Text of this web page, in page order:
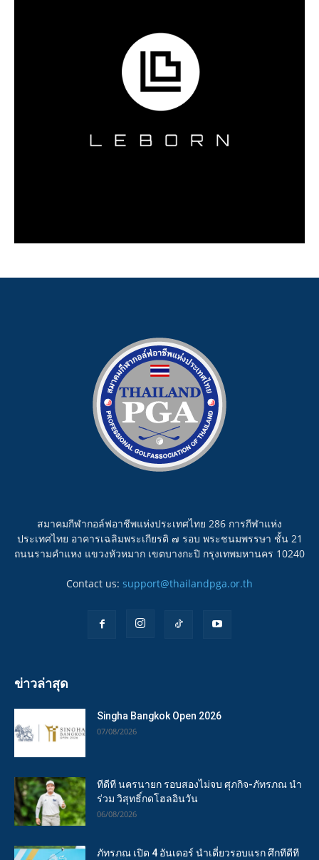
สมาคมกีฬากอล์ฟอาชีพแห่งประเทศไทย 286 การกีฬาแห่ง
ประเทศไทย อาคารเฉลิมพระเกียรติ ๗ รอบ พระชนมพรรษา ชั้น 21
ถนนรามคำแหง แขวงหัวหมาก เขตบางกะปิ กรุงเทพมหานคร 10240
Contact us: support@thailandpga.or.th
ข่าวล่าสุด
Singha Bangkok Open 2026
07/08/2026
ทีดีที นครนายก รอบสองไม่จบ ศุภกิจ-ภัทรภณ นำ
ร่วม วิสุทธิ์กดโฮลอินวัน
06/08/2026
ภัทรภณ เปิด 4 อันเดอร์ นำเดี่ยวรอบแรก ศึกทีดีที